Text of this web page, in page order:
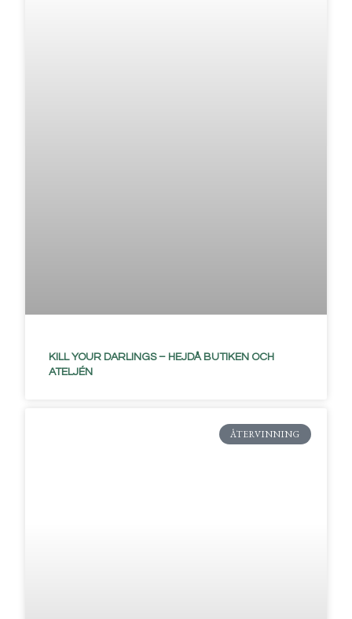
KILL YOUR DARLINGS – HEJDÅ BUTIKEN OCH
ATELJÉN
ÅTERVINNING